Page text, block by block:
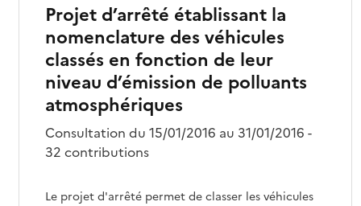
Projet d’arrêté établissant la
nomenclature des véhicules
classés en fonction de leur
niveau d’émission de polluants
atmosphériques
Consultation du 15/01/2016 au 31/01/2016 -
32 contributions
Le projet d'arrêté permet de classer les véhicules